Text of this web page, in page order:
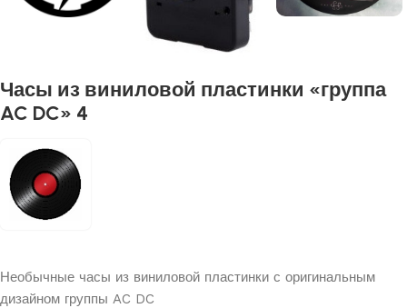
Часы из виниловой пластинки «группа
AC DC» 4
Необычные часы из виниловой пластинки с оригинальным
дизайном группы AC DC